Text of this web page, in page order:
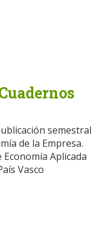
semestral
de la Empresa.
Aplicada
Vasco